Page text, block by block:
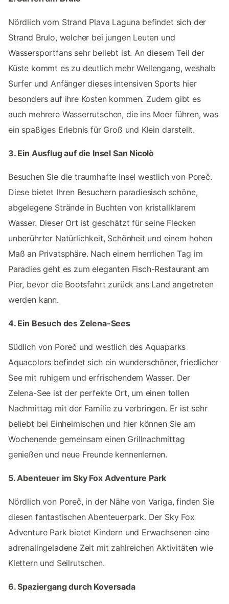
Nördlich vom Strand Plava Laguna befindet sich der
Strand Brulo, welcher bei jungen Leuten und
Wassersportfans sehr beliebt ist. An diesem Teil der
Küste kommt es zu deutlich mehr Wellengang, weshalb
Surfer und Anfänger dieses intensiven Sports hier
besonders auf ihre Kosten kommen. Zudem gibt es
auch mehrere Wasserrutschen, die ins Meer führen, was
ein spaßiges Erlebnis für Groß und Klein darstellt.
3. Ein Ausflug auf die Insel San Nicolò
Besuchen Sie die traumhafte Insel westlich von Poreč.
Diese bietet Ihren Besuchern paradiesisch schöne,
abgelegene Strände in Buchten von kristallklarem
Wasser. Dieser Ort ist geschätzt für seine Flecken
unberührter Natürlichkeit, Schönheit und einem hohen
Maß an Privatsphäre. Nach einem herrlichen Tag im
Paradies geht es zum eleganten Fisch-Restaurant am
Pier, bevor die Bootsfahrt zurück ans Land angetreten
werden kann.
4. Ein Besuch des Zelena-Sees
Südlich von Poreč und westlich des Aquaparks
Aquacolors befindet sich ein wunderschöner, friedlicher
See mit ruhigem und erfrischendem Wasser. Der
Zelena-See ist der perfekte Ort, um einen tollen
Nachmittag mit der Familie zu verbringen. Er ist sehr
beliebt bei Einheimischen und hier können Sie am
Wochenende gemeinsam einen Grillnachmittag
genießen und neue Freunde kennenlernen.
5. Abenteuer im Sky Fox Adventure Park
Nördlich von Poreč, in der Nähe von Variga, finden Sie
diesen fantastischen Abenteuerpark. Der Sky Fox
Adventure Park bietet Kindern und Erwachsenen eine
adrenalingeladene Zeit mit zahlreichen Aktivitäten wie
Klettern und Seilrutschen.
6. Spaziergang durch Koversada